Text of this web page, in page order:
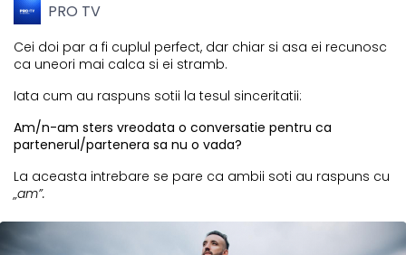
PRO TV
Cei doi par a fi cuplul perfect, dar chiar si asa ei recunosc
ca uneori mai calca si ei stramb.
Iata cum au raspuns sotii la tesul sinceritatii:
Am/n-am sters vreodata o conversatie pentru ca
partenerul/partenera sa nu o vada?
La aceasta intrebare se pare ca ambii soti au raspuns cu
„am”.